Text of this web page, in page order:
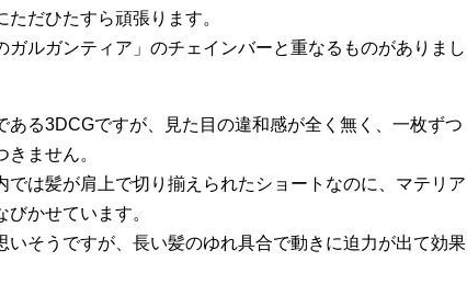
だひたすら頑張ります。
ガルガンティア」のチェインバーと重なるものがありまし
ある3DCGですが、見た目の違和感が全く無く、一枚ずつ
ません。
では髪が肩上で切り揃えられたショートなのに、マテリア
かせています。
そうですが、長い髪のゆれ具合で動きに迫力が出て効果